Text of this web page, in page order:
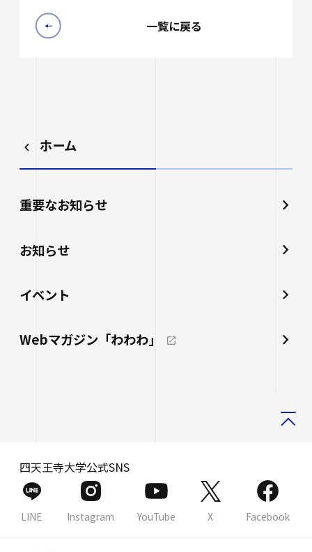
ホーム
重要なお知らせ
お知らせ
イベント
Webマガジン「わわわ」
一覧に戻る
四天王寺大学公式SNS
LINE Instagram YouTube X Facebook